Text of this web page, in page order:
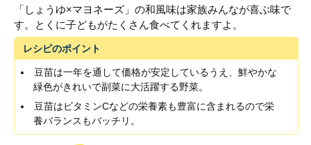
「しょうゆ×マヨネーズ」の和風味は家族みんなが喜ぶ味で
す。とくに子どもがたくさん食べてくれますよ。
レシピのポイント
豆苗は一年を通して価格が安定しているうえ、鮮やかな
緑色がきれいで副菜に大活躍する野菜。
豆苗はビタミンCなどの栄養素も豊富に含まれるので栄
養バランスもバッチリ。